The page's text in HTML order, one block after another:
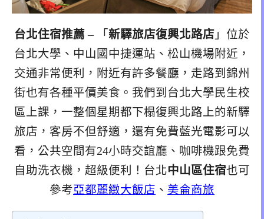
台北住宿推薦– 「 新驛旅店復興北路店 」位於
台北大學、中山國中捷運站、松山機場附近，
交通非常便利，附近有許多餐廳，走路到錦州
街也有各種平價美食。我們到台北大學民生校
區上課，一整個星期都下榻復興北路上的新驛
旅店，客房不但舒適，還有免費藍光電影可以
看，公共空間有24小時交誼廳、咖啡機跟免費
自助洗衣機，超級便利！台北中山區住宿也可
參考亞都麗緻大飯店 、 美侖商旅